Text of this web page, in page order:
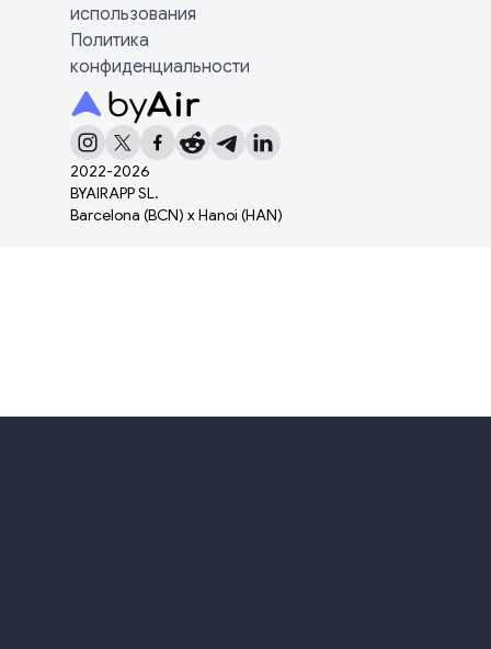
2022-2026
BYAIRAPP SL.
Barcelona (BCN) x Hanoi (HAN)
использования
Политика
конфиденциальности